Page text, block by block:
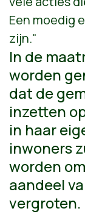
Een moedig
zijn."
In de
worden
dat de
inzetten
in haar
inwoners
worden
aandeel
vergroten.